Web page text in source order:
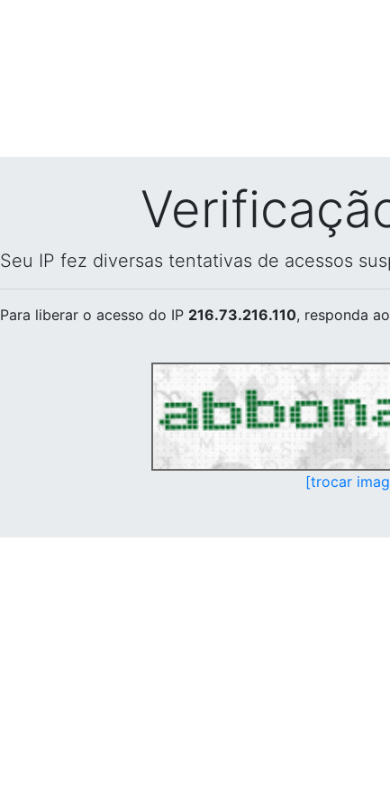
Seu IP fez diversas tentativas de acessos
Para liberar o acesso do IP 216.73.216.110, responda
[trocar